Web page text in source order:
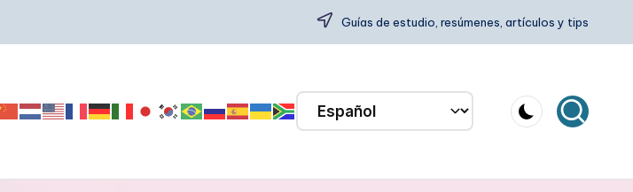
Guías de estudio, resúmenes, artículos y tips